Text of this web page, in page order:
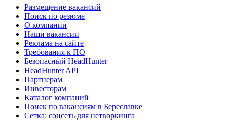
Размещение вакансий
Поиск по резюме
О компании
Наши вакансии
Реклама на сайте
Требования к ПО
Безопасный HeadHunter
HeadHunter API
Партнерам
Инвесторам
Каталог компаний
Поиск по вакансиям в Береславке
Сетка: соцсеть для нетворкинга